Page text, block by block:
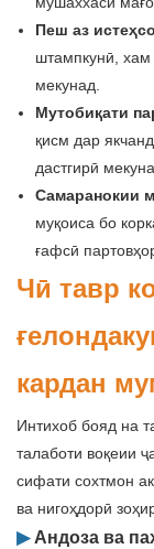
Пеш аз
штампкунӣ,
мекунад.
Мутобиқати
қисм дар
дастгирӣ
Самаранокии
муқоиса бо
ғафсӣ
Чӣ тавр
кардан
Интихоб бояд на
талаботи воқеии
сифати сохтмон
ва нигоҳдорӣ
▶Андоза ва